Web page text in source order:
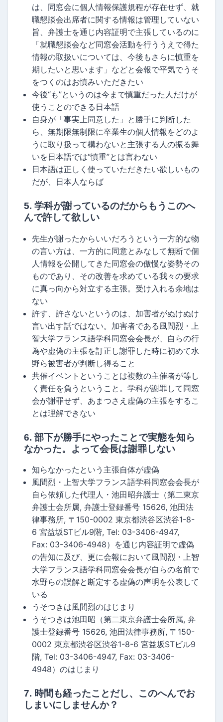
は、同窓会に個人情報保護規程が存在せず、就
職懇談会出席者に関する情報は管理していない
旨、弁護士を通じ内容証明で主張しているのに
「就職懇談会など同窓会活動を行ううえで得た
情報の取扱いについては、今後もさらに慎重を
期したいと思います」などと会報で平気でうそ
をつくのはお慎みいただきたい
今後“も”というのは今まで慎重だった人だけが
使うことのできる日本語
自身が「事実上同意した」と勝手に判断した
ら、無期限無制限に卒業生の個人情報をどのよ
うに取り扱って構わないと主張する人の振る舞
いを日本語では“慎重”とは言わない
日本語は正しく使っていただきたい欲しいもの
だが、日本人ならば
5. 学科が謝っているのだからもうこのへ
んで許して欲しい
先生が謝ったからいいだろうという一方的な物
の言い方は、一方的に同意とみなして無断で個
人情報を公開してきた同窓会の傲慢な姿勢その
ものであり、その改善を求めている我々の要求
に真っ向から対立する主張。受け入れる余地は
ない
許す、許さないというのは、加害者がぬけぬけ
言い出す話ではない。加害者である風間烈・上
智大学フランス語学科同窓会会長が、自らの行
為や虚偽の主張を訂正し謝罪した時に初めて水
野ら被害者が判断し得ること
共催イベントということは複数の主催者が等し
く責任を負うということ。学科が謝罪して同窓
会が謝罪せず、あまつさえ虚偽の主張をするこ
とは理解できない
6. 部下が勝手にやったことで実態を知ら
なかった。よって会長は謝罪しない
知らなかったという主張自体が虚偽
風間烈・上智大学フランス語学科同窓会会長が
自ら依頼した代理人・池田昭弁護士（第二東京
弁護士会所属, 弁護士登録番号 15626, 池田法
律事務所, 〒150-0002 東京都渋谷区渋谷1-8-
6 宮益坂STビル9階, Tel: 03-3406-4947,
Fax: 03-3406-4948）を通じ内容証明で虚偽
の告知に及び、更に会報において風間烈・上智
大学フランス語学科同窓会会長が自らの名前で
水野らの誤解と断定する虚偽の声明を公表して
いる
うそつきは風間烈のはじまり
うそつきは池田昭（第二東京弁護士会所属, 弁
護士登録番号 15626, 池田法律事務所, 〒150-
0002 東京都渋谷区渋谷1-8-6 宮益坂STビル9
階, Tel: 03-3406-4947, Fax: 03-3406-
4948）のはじまり
7. 時間も経ったことだし、このへんでお
しまいにしませんか？